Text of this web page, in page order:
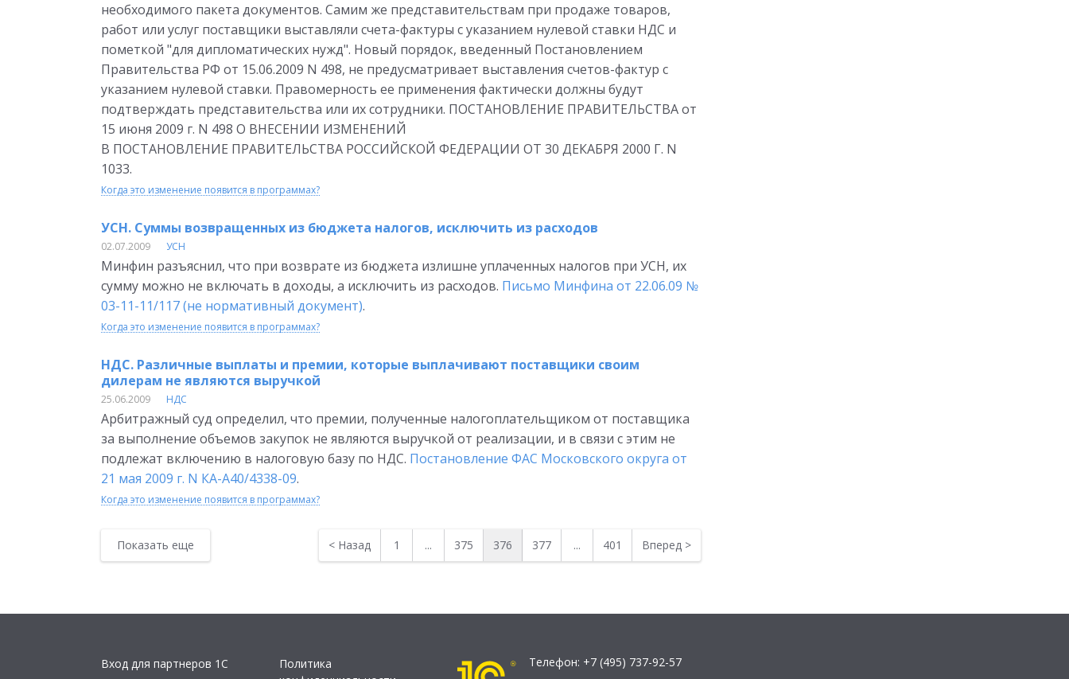
необходимого пакета документов. Самим же представительствам при продаже товаров,
работ или услуг поставщики выставляли счета-фактуры с указанием нулевой ставки НДС и
пометкой "для дипломатических нужд". Новый порядок, введенный Постановлением
Правительства РФ от 15.06.2009 N 498, не предусматривает выставления счетов-фактур с
указанием нулевой ставки. Правомерность ее применения фактически должны будут
подтверждать представительства или их сотрудники. ПОСТАНОВЛЕНИЕ ПРАВИТЕЛЬСТВА от
15 июня 2009 г. N 498 О ВНЕСЕНИИ ИЗМЕНЕНИЙ
В ПОСТАНОВЛЕНИЕ ПРАВИТЕЛЬСТВА РОССИЙСКОЙ ФЕДЕРАЦИИ ОТ 30 ДЕКАБРЯ 2000 Г. N
1033.
Когда это изменение появится в программах?
УСН. Суммы возвращенных из бюджета налогов, исключить из расходов
02.07.2009 УСН
Минфин разъяснил, что при возврате из бюджета излишне уплаченных налогов при УСН, их
сумму можно не включать в доходы, а исключить из расходов. Письмо Минфина от 22.06.09 №
03-11-11/117 (не нормативный документ).
Когда это изменение появится в программах?
НДС. Различные выплаты и премии, которые выплачивают поставщики своим
дилерам не являются выручкой
25.06.2009 НДС
Арбитражный суд определил, что премии, полученные налогоплательщиком от поставщика
за выполнение объемов закупок не являются выручкой от реализации, и в связи с этим не
подлежат включению в налоговую базу по НДС. Постановление ФАС Московского округа от
21 мая 2009 г. N КА-А40/4338-09.
Когда это изменение появится в программах?
Показать еще < Назад 1 ... 375 376 377 ... 401 Вперед >
Вход для партнеров 1С
Политика
Телефон: +7 (495) 737-92-57